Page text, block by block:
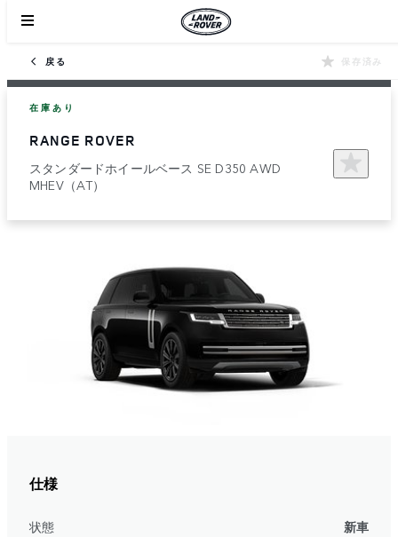
戻る 保存済み
在庫あり
RANGE ROVER
スタンダードホイールベース SE D350 AWD
MHEV（AT）
仕様
状態 新車